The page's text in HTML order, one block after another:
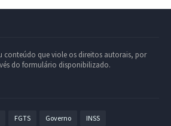
conteúdo que viole os direitos autorais, por
do formulário disponibilizado.
FGTS Governo INSS